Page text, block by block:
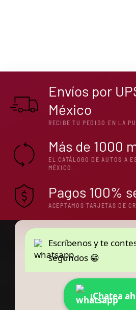
Envíos por
México
RECIBE TU PEDIDO EN LA
Más de 1000
EL CATÁLOGO DE AUTOS A
MÉXICO.
Pagos 100%
ACEPTAMOS TARJETAS DE
Escríbenos y te
segundos 😁
¡Chatea